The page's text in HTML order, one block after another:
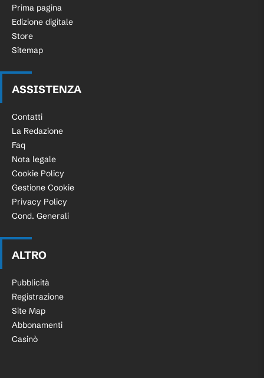
Prima pagina
Edizione digitale
Store
Sitemap
ASSISTENZA
Contatti
La Redazione
Faq
Nota legale
Cookie Policy
Gestione Cookie
Privacy Policy
Cond. Generali
ALTRO
Pubblicità
Registrazione
Site Map
Abbonamenti
Casinò